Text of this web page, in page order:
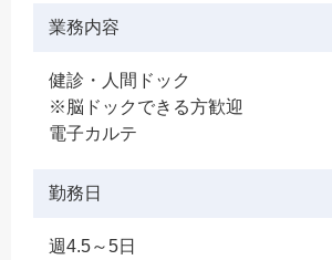
業務内容
健診・人間ドック
※脳ドックできる方歓迎
電子カルテ
勤務日
週4.5～5日